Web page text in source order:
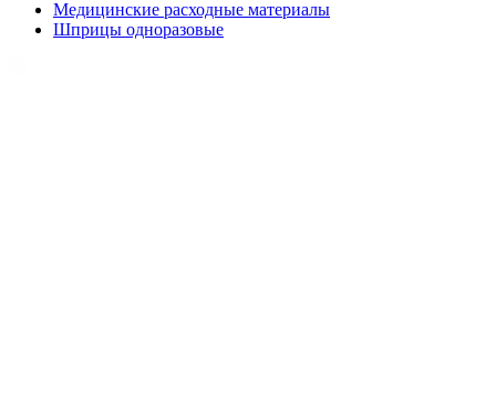
Медицинские расходные материалы
Шприцы одноразовые